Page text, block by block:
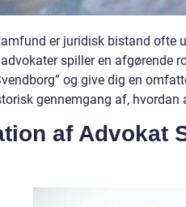
er juridisk bistand
spiller en afgørende
og give dig en
gennemgang af,
af Advokat